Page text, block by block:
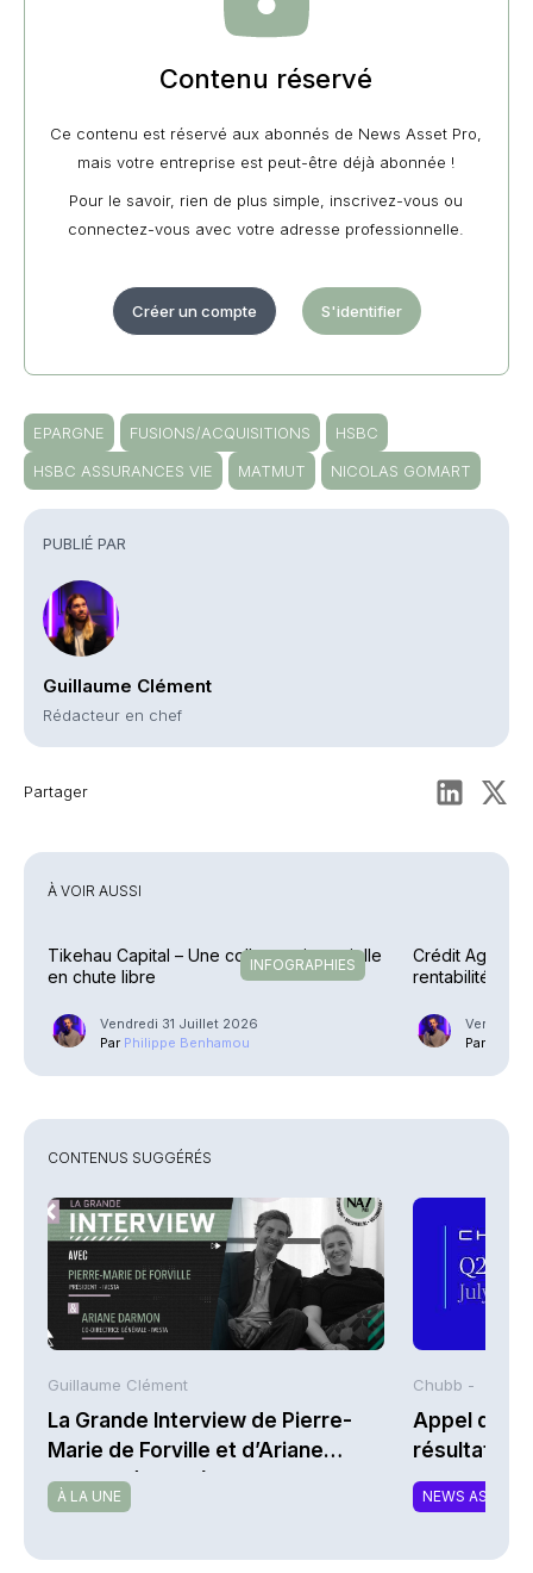
PUBLIÉ PAR
Guillaume Clément
Rédacteur en chef
Partager
Contenu réservé
Ce contenu est réservé aux abonnés de News Asset Pro,
mais votre entreprise est peut-être déjà abonnée !
Pour le savoir, rien de plus simple, inscrivez-vous ou
connectez-vous avec votre adresse professionnelle.
Créer un compte S'identifier
EPARGNE FUSIONS/ACQUISITIONS
HSBC
HSBC ASSURANCES VIE
MATMUT NICOLAS GOMART
À VOIR AUSSI
INFOGRAPHIES
Tikehau Capital – Une collecte trimestrielle
en chute libre
Vendredi 31 Juillet 2026
Par Philippe Benhamou
Crédit
rentabilité en
Vendredi
Par
CONTENUS SUGGÉRÉS
Guillaume Clément
La Grande Interview de Pierre-
Marie de Forville et d’Ariane
Darmon (Ivesta)
À LA UNE
Chubb -
Appel de
résultats
2026 de
NEWS